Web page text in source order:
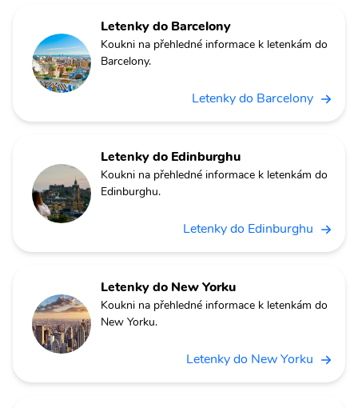
Letenky do Barcelony
Koukni na přehledné informace k letenkám do
Barcelony.
Letenky do Barcelony
Letenky do Edinburghu
Koukni na přehledné informace k letenkám do
Edinburghu.
Letenky do Edinburghu
Letenky do New Yorku
Koukni na přehledné informace k letenkám do
New Yorku.
Letenky do New Yorku